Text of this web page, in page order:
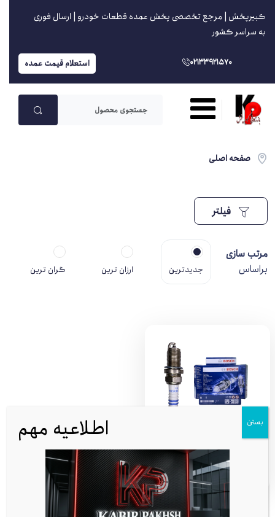
کبیرپخش | مرجع تخصصی پخش عمده قطعات خودرو | ارسال فوری
به سراسر کشور
02133921570 استعلام قیمت عمده
صفحه اصلی
فیلتر
مرتب سازی
براساس
جدیدترین ارزان ترین گران ترین
(EF7) FR8DC
تومان
اطلاعیه مهم بستن